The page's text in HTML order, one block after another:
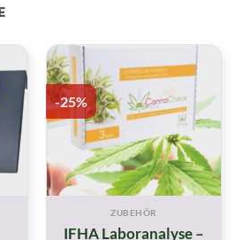
-25%
ZUBEHÖR
IFHA Laboranalyse –